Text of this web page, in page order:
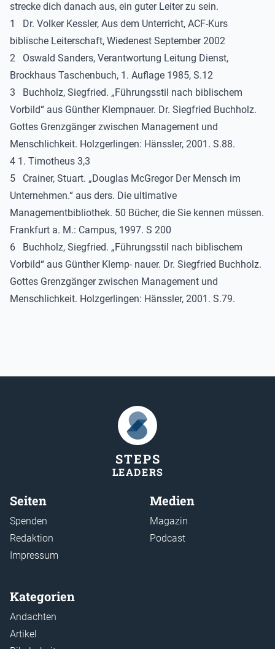
strecke dich danach aus, ein guter Leiter zu sein.
1 Dr. Volker Kessler, Aus dem Unterricht, ACF-Kurs
biblische Leiterschaft, Wiedenest September 2002
2 Oswald Sanders, Verantwortung Leitung Dienst,
Brockhaus Taschenbuch, 1. Auflage 1985, S.12
3 Buchholz, Siegfried. „Führungsstil nach biblischem
Vorbild“ aus Günther Klempnauer. Dr. Siegfried Buchholz.
Gottes Grenzgänger zwischen Management und
Menschlichkeit. Holzgerlingen: Hänssler, 2001. S.88.
4 1. Timotheus 3,3
5 Crainer, Stuart. „Douglas McGregor Der Mensch im
Unternehmen.“ aus ders. Die ultimative
Managementbibliothek. 50 Bücher, die Sie kennen müssen.
Frankfurt a. M.: Campus, 1997. S 200
6 Buchholz, Siegfried. „Führungsstil nach biblischem
Vorbild“ aus Günther Klemp- nauer. Dr. Siegfried Buchholz.
Gottes Grenzgänger zwischen Management und
Menschlichkeit. Holzgerlingen: Hänssler, 2001. S.79.
STEPS
LEADERS
Seiten
Spenden
Redaktion
Impressum
Medien
Magazin
Podcast
Kategorien
Andachten
Artikel